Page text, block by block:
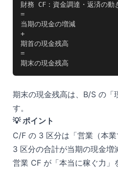
財務 CF：資金調達・返済の動
=
当期の現金の増減
+
期首の現金残高
=
期末の現金残高
期末の現金残高は、B/S の「
す。
💡 ポイント
C/F の 3 区分は「営業（本
3 区分の合計が当期の現金増
営業 CF が「本当に稼ぐ力」